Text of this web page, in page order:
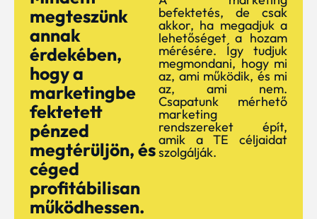
megteszünk
annak
érdekében,
hogy a
marketingbe
fektetett
pénzed
megtérüljön, és
céged
profitábilisan
működhessen.
befektetés, de csak
akkor, ha megadjuk a
lehetőséget a hozam
mérésére. Így tudjuk
megmondani, hogy mi
az, ami működik, és mi
az, ami nem.
Csapatunk mérhető
marketing
rendszereket épít,
amik a TE céljaidat
szolgálják.